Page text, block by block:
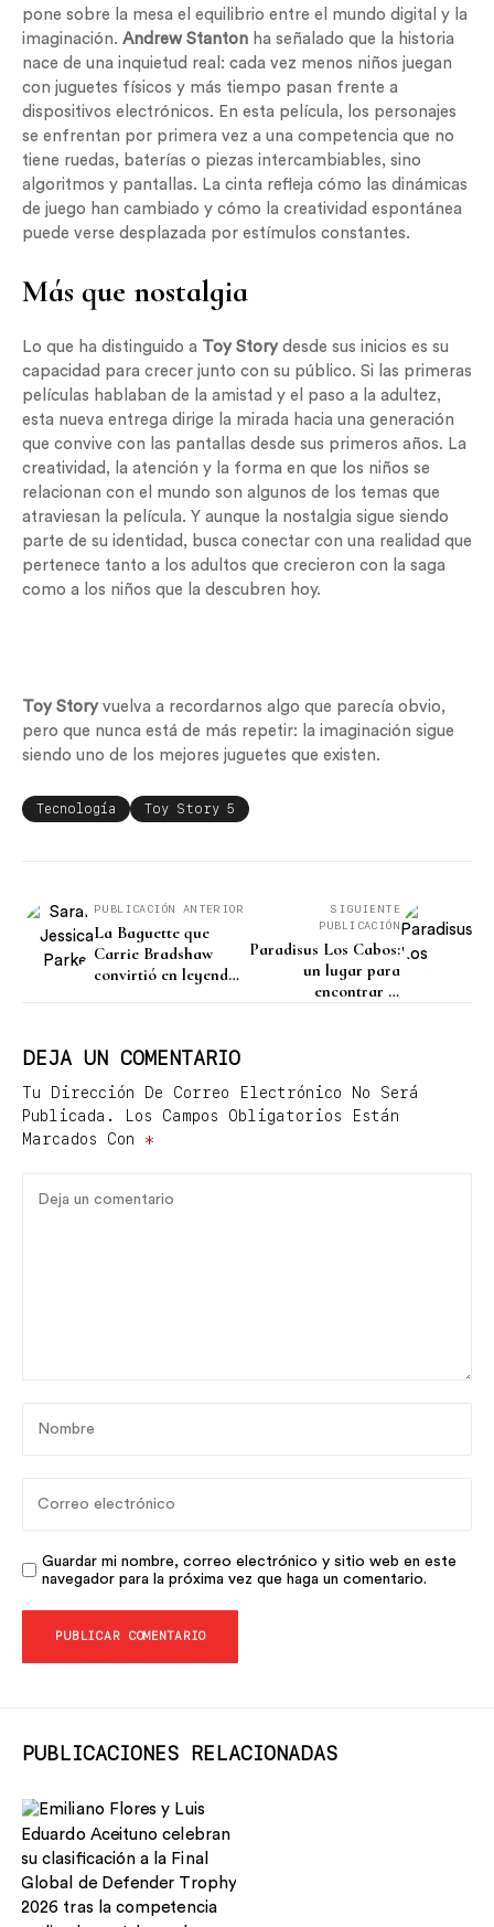
pone sobre la mesa el equilibrio entre el mundo digital y la
imaginación. Andrew Stanton ha señalado que la historia
nace de una inquietud real: cada vez menos niños juegan
con juguetes físicos y más tiempo pasan frente a
dispositivos electrónicos. En esta película, los personajes
se enfrentan por primera vez a una competencia que no
tiene ruedas, baterías o piezas intercambiables, sino
algoritmos y pantallas. La cinta refleja cómo las dinámicas
de juego han cambiado y cómo la creatividad espontánea
puede verse desplazada por estímulos constantes.
Más que nostalgia
Lo que ha distinguido a Toy Storydesde sus inicios es su
capacidad para crecer junto con su público. Si las primeras
películas hablaban de la amistad y el paso a la adultez,
esta nueva entrega dirige la mirada hacia una generación
que convive con las pantallas desde sus primeros años. La
creatividad, la atención y la forma en que los niños se
relacionan con el mundo son algunos de los temas que
atraviesan la película. Y aunque la nostalgia sigue siendo
parte de su identidad, busca conectar con una realidad que
pertenece tanto a los adultos que crecieron con la saga
como a los niños que la descubren hoy.
Toy Storyvuelva a recordarnos algo que parecía obvio,
pero que nunca está de más repetir: la imaginación sigue
siendo uno de los mejores juguetes que existen.
Tecnología Toy Story 5
PUBLICACIÓN ANTERIOR
La Baguette que
Carrie Bradshaw
convirtió en leyenda
SIGUIENTE
PUBLICACIÓN
Paradisus Los Cabos:
un lugar para
encontrar el
DEJA UN COMENTARIO
Tu Dirección De Correo Electrónico No Será
Publicada.
Los Campos Obligatorios Están
Marcados Con *
Guardar mi nombre, correo electrónico y sitio web en este
navegador para la próxima vez que haga un comentario.
PUBLICACIONES RELACIONADAS